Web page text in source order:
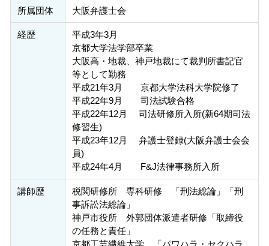
所属団体 大阪弁護士会
経歴
平成3年3月
京都大学法学部卒業
大阪高・地裁、神戸地裁にて裁判所書記官
等として勤務
平成21年3月 京都大学法科大学院修了
平成22年9月 司法試験合格
平成22年12月 司法研修所入所(新64期司法
修習生)
平成23年12月 弁護士登録(大阪弁護士会会
員)
平成24年4月 F&J法律事務所入所
講師歴
税関研修所 専科研修 「刑法総論」「刑
事訴訟法総論」
神戸市役所 外郭団体派遣者研修「取締役
の任務と責任」
京都工芸繊維大学 「パワハラ・セクハラ